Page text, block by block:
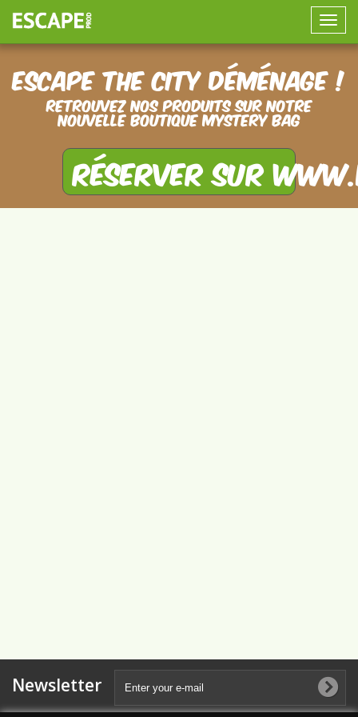
Toggle
Escape the City déménage !
Retrouvez nos produits sur notre
nouvelle boutique Mystery Bag
Réserver sur
Newsletter